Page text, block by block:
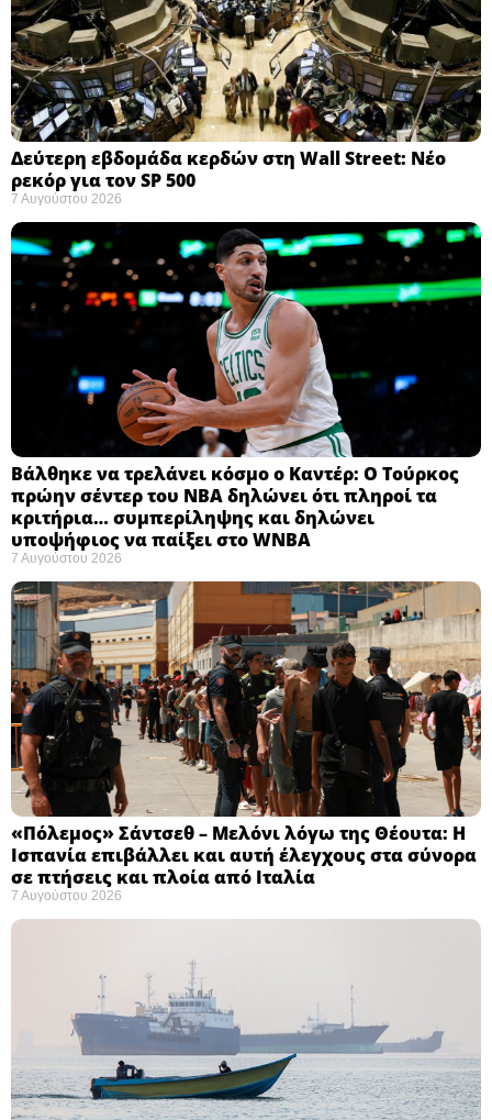
Δεύτερη εβδομάδα κερδών στη Wall Street: Νέο
ρεκόρ για τον SP 500
7 Αυγούστου 2026
Βάλθηκε να τρελάνει κόσμο ο Καντέρ: Ο Τούρκος
πρώην σέντερ του NBA δηλώνει ότι πληροί τα
κριτήρια… συμπερίληψης και δηλώνει
υποψήφιος να παίξει στο WNBA
7 Αυγούστου 2026
«Πόλεμος» Σάντσεθ – Μελόνι λόγω της Θέουτα: Η
Ισπανία επιβάλλει και αυτή έλεγχους στα σύνορα
σε πτήσεις και πλοία από Ιταλία
7 Αυγούστου 2026